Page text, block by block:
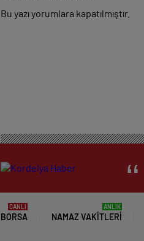
Bu yazı yorumlara kapatılmıştır.
BORSA
CANLI
NAMAZ VAKITLERI
ANLIK